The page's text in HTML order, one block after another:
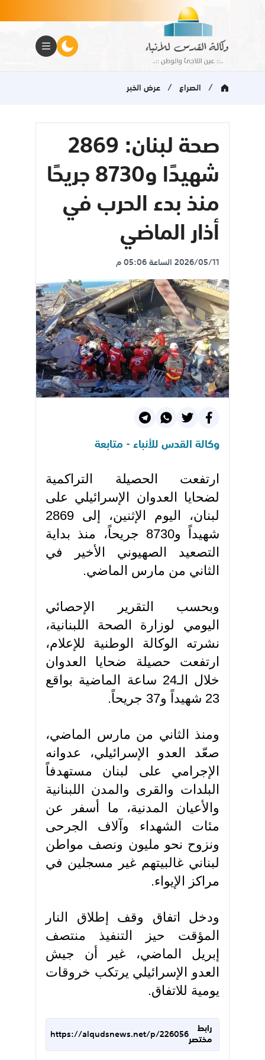
/ الصراع / عرض الخبر
صحة لبنان: 2869
شهيدًا و8730 جريحًا
منذ بدء الحرب في
أذار الماضي
2026/05/11 الساعة 05:06 م
وكالة القدس للأنباء - متابعة
ارتفعت الحصيلة التراكمية
لضحايا العدوان الإسرائيلي على
لبنان، اليوم الإثنين، إلى 2869
شهيداً و8730 جريحاً، منذ بداية
التصعيد الصهيوني الأخير في
الثاني من مارس الماضي.
وبحسب التقرير الإحصائي
اليومي لوزارة الصحة اللبنانية،
نشرته الوكالة الوطنية للإعلام،
ارتفعت حصيلة ضحايا العدوان
خلال الـ24 ساعة الماضية بواقع
23 شهيداً و37 جريحاً.
ومنذ الثاني من مارس الماضي،
صعّد العدو الإسرائيلي، عدوانه
الإجرامي على لبنان مستهدفاً
البلدات والقرى والمدن اللبنانية
والأعيان المدنية، ما أسفر عن
مئات الشهداء وآلاف الجرحى
ونزوح نحو مليون ونصف مواطن
لبناني غالبيتهم غير مسجلين في
مراكز الإيواء.
ودخل اتفاق وقف إطلاق النار
المؤقت حيز التنفيذ منتصف
إبريل الماضي، غير أن جيش
العدو الإسرائيلي يرتكب خروقات
يومية للاتفاق.
رابط
مختصر
https://alqudsnews.net/p/226056